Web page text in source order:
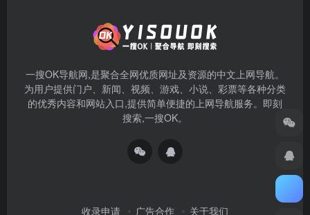
一搜OK导航网,是聚合全网优质网址及资源的中文上网导航。
为用户提供门户、新闻、视频、游戏、小说、彩票等各种分类
的优秀内容和网站入口,提供简单便捷的上网导航服务。即刻
搜索,一搜OK。
收录申请 广告合作 关于我们